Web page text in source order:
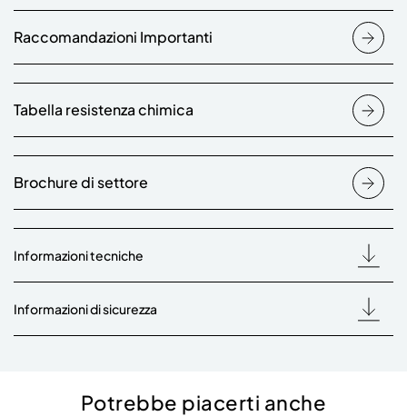
Raccomandazioni Importanti
Tabella resistenza chimica
Brochure di settore
Informazioni tecniche
Informazioni di sicurezza
Potrebbe piacerti anche